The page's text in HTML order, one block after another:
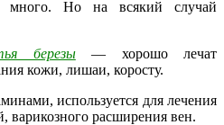
много. Но на всякий случай
березы— хорошо лечат
кожи, лишаи, коросту.
используется для лечения
варикозного расширения вен.